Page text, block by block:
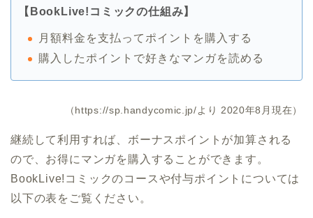
【BookLive!コミックの仕組み】
月額料金を支払ってポイントを購入する
購入したポイントで好きなマンガを読める
（https://sp.handycomic.jp/より 2020年8月現在）
継続して利用すれば、ボーナスポイントが加算される
ので、お得にマンガを購入することができます。
BookLive!コミックのコースや付与ポイントについては
以下の表をご覧ください。